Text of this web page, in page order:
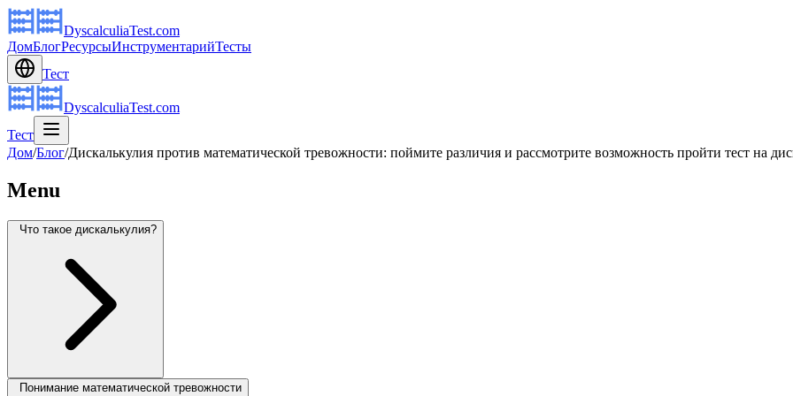
DyscalculiaTest.com
ДомБлогРесурсыИнструментарийТесты
Тест
DyscalculiaTest.com
Тест
Дом/Блог/Дискалькулия против математической тревожности: поймите различия и рассмотрите возможность пройти тест на
Menu
Что такое дискалькулия?
Понимание математической тревожности